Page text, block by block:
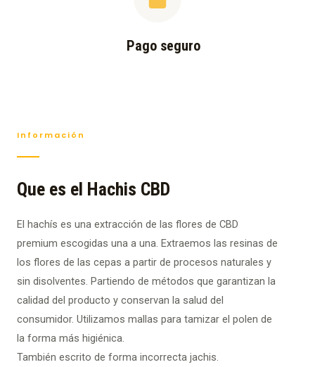
Pago seguro
Información
Que es el Hachis CBD
El hachís es una extracción de las flores de CBD
premium escogidas una a una. Extraemos las resinas de
los flores de las cepas a partir de procesos naturales y
sin disolventes. Partiendo de métodos que garantizan la
calidad del producto y conservan la salud del
consumidor. Utilizamos mallas para tamizar el polen de
la forma más higiénica.
También escrito de forma incorrecta jachis.